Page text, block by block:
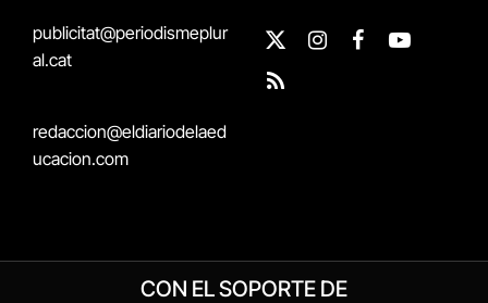
publicitat@periodismeplur
al.cat
redaccion@eldiariodelaed
ucacion.com
X
(Twitter)
InstagramFacebookYouTube
RSS
CON EL SOPORTE DE